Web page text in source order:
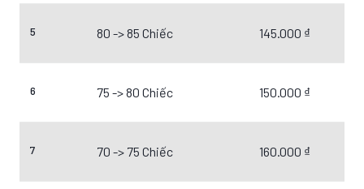
5 80 -> 85 Chiếc 145.000 ₫
6 75 -> 80 Chiếc 150.000 ₫
7 70 -> 75 Chiếc 160.000 ₫